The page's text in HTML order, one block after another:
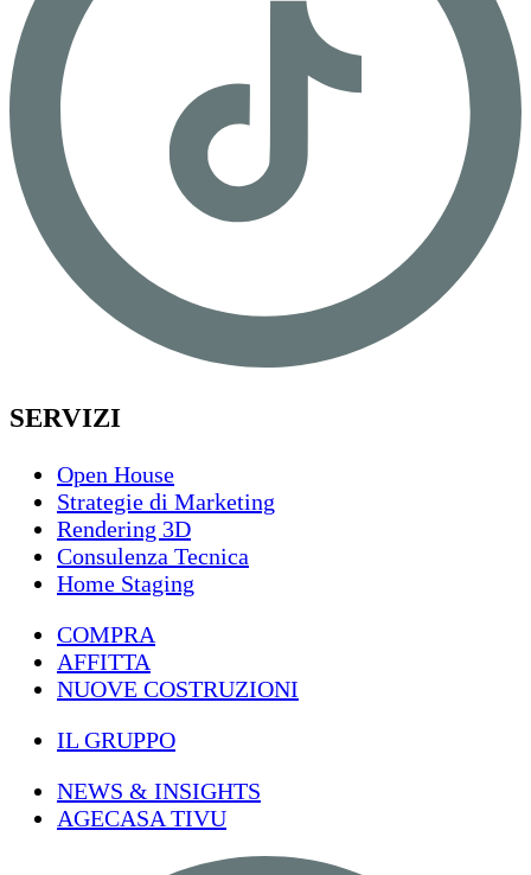
SERVIZI
Open House
Strategie di Marketing
Rendering 3D
Consulenza Tecnica
Home Staging
COMPRA
AFFITTA
NUOVE COSTRUZIONI
IL GRUPPO
NEWS & INSIGHTS
AGECASA TIVU